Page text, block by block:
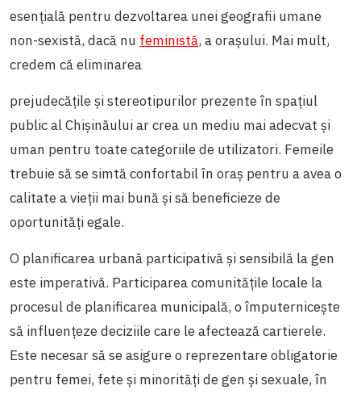
esențială pentru dezvoltarea unei geografii umane
non-sexistă, dacă nu feministă, a orașului. Mai mult,
credem că eliminarea
prejudecățile și stereotipurilor prezente în spațiul
public al Chișinăului ar crea un mediu mai adecvat și
uman pentru toate categoriile de utilizatori. Femeile
trebuie să se simtă confortabil în oraș pentru a avea o
calitate a vieții mai bună și să beneficieze de
oportunități egale.
O planificarea urbană participativă și sensibilă la gen
este imperativă. Participarea comunitățile locale la
procesul de planificarea municipală, o împuternicește
să influențeze deciziile care le afectează cartierele.
Este necesar să se asigure o reprezentare obligatorie
pentru femei, fete și minorități de gen și sexuale, în